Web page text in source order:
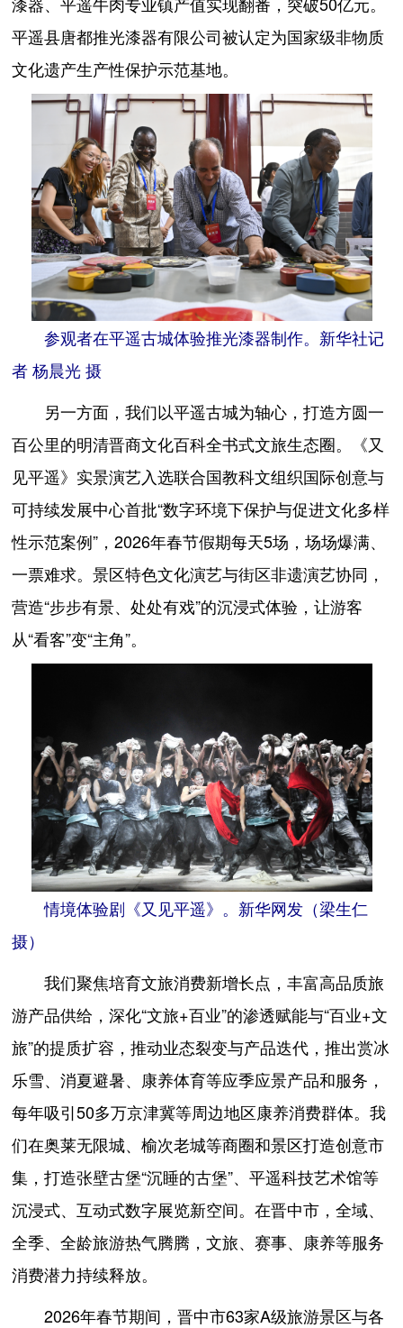
平遥县唐都推光漆器有限公司被认定为国家级非物质
文化遗产生产性保护示范基地。
参观者在平遥古城体验推光漆器制作。新华社记
者 杨晨光 摄
另一方面，我们以平遥古城为轴心，打造方圆一
百公里的明清晋商文化百科全书式文旅生态圈。《又
见平遥》实景演艺入选联合国教科文组织国际创意与
可持续发展中心首批“数字环境下保护与促进文化多样
性示范案例”，2026年春节假期每天5场，场场爆满、
一票难求。景区特色文化演艺与街区非遗演艺协同，
营造“步步有景、处处有戏”的沉浸式体验，让游客
从“看客”变“主角”。
情境体验剧《又见平遥》。新华网发（梁生仁
摄）
我们聚焦培育文旅消费新增长点，丰富高品质旅
游产品供给，深化“文旅+百业”的渗透赋能与“百业+文
旅”的提质扩容，推动业态裂变与产品迭代，推出赏冰
乐雪、消夏避暑、康养体育等应季应景产品和服务，
每年吸引50多万京津冀等周边地区康养消费群体。我
们在奥莱无限城、榆次老城等商圈和景区打造创意市
集，打造张壁古堡“沉睡的古堡”、平遥科技艺术馆等
沉浸式、互动式数字展览新空间。在晋中市，全域、
全季、全龄旅游热气腾腾，文旅、赛事、康养等服务
消费潜力持续释放。
2026年春节期间，晋中市63家A级旅游景区与各